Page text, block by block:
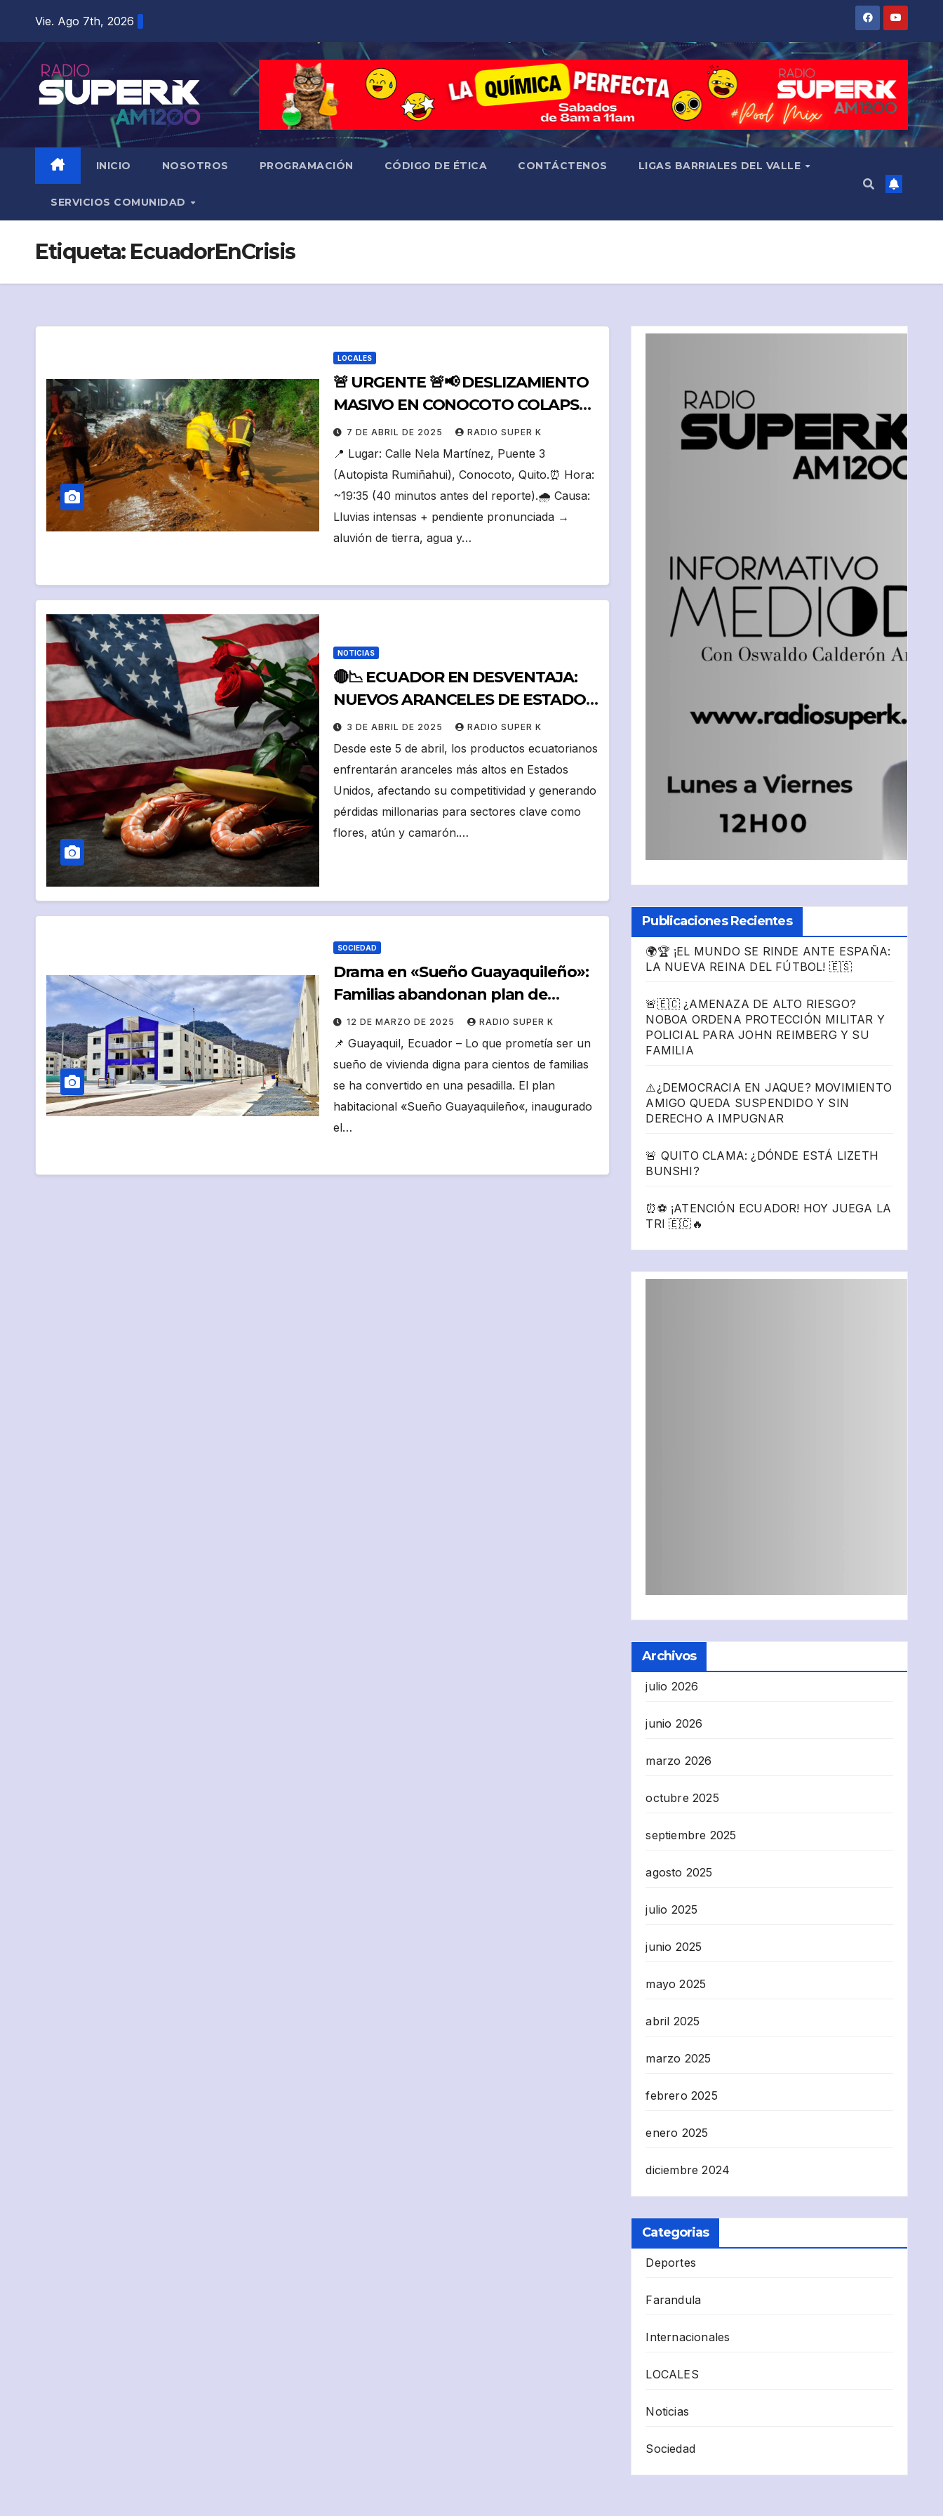
Vie. Ago 7th, 2026
INICIO NOSOTROS PROGRAMACIÓN CÓDIGO DE ÉTICA CONTÁCTENOS LIGAS BARRIALES DEL VALLE
SERVICIOS COMUNIDAD
Etiqueta: EcuadorEnCrisis
LOCALES
🚨 URGENTE 🚨📢 DESLIZAMIENTO
MASIVO EN CONOCOTO COLAPSA
VÍAS PRINCIPALES 📢
7 DE ABRIL DE 2025 RADIO SUPER K
📍 Lugar: Calle Nela Martínez, Puente 3
(Autopista Rumiñahui), Conocoto, Quito.⏰ Hora:
~19:35 (40 minutos antes del reporte).🌧 Causa:
Lluvias intensas + pendiente pronunciada →
aluvión de tierra, agua y…
NOTICIAS
🔴📉 ECUADOR EN DESVENTAJA:
NUEVOS ARANCELES DE ESTADOS
UNIDOS GOLPEAN A LAS
EXPORTACIONES
3 DE ABRIL DE 2025 RADIO SUPER K
Desde este 5 de abril, los productos ecuatorianos
enfrentarán aranceles más altos en Estados
Unidos, afectando su competitividad y generando
pérdidas millonarias para sectores clave como
flores, atún y camarón.…
SOCIEDAD
Drama en «Sueño Guayaquileño»:
Familias abandonan plan de
vivienda por inseguridad
12 DE MARZO DE 2025 RADIO SUPER K
📌 Guayaquil, Ecuador – Lo que prometía ser un
sueño de vivienda digna para cientos de familias
se ha convertido en una pesadilla. El plan
habitacional «Sueño Guayaquileño«, inaugurado
el…
Publicaciones Recientes
🌍🏆 ¡EL MUNDO SE RINDE ANTE ESPAÑA:
LA NUEVA REINA DEL FÚTBOL! 🇪🇸
🚨🇪🇨 ¿AMENAZA DE ALTO RIESGO?
NOBOA ORDENA PROTECCIÓN MILITAR Y
POLICIAL PARA JOHN REIMBERG Y SU
FAMILIA
⚠️¿DEMOCRACIA EN JAQUE? MOVIMIENTO
AMIGO QUEDA SUSPENDIDO Y SIN
DERECHO A IMPUGNAR
🚨 QUITO CLAMA: ¿DÓNDE ESTÁ LIZETH
BUNSHI?
⏰⚽ ¡ATENCIÓN ECUADOR! HOY JUEGA LA
TRI 🇪🇨🔥
Archivos
julio 2026
junio 2026
marzo 2026
octubre 2025
septiembre 2025
agosto 2025
julio 2025
junio 2025
mayo 2025
abril 2025
marzo 2025
febrero 2025
enero 2025
diciembre 2024
Categorias
Deportes
Farandula
Internacionales
LOCALES
Noticias
Sociedad